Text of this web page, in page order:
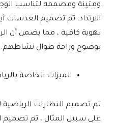
ومتينة ومصممة لتناسب
الارتداد. تم تصميم العدسات
تهوية كافية ، مما يضمن أن
بوضوح وراحة طوال نشاطهم.
الميزات الخاصة
تم تصميم النظارات
على سبيل المثال ، تم تصميم